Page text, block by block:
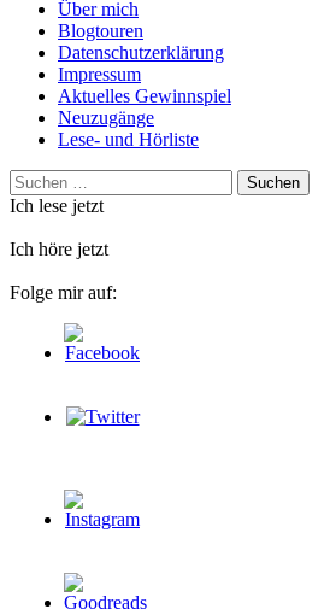
Über mich
Blogtouren
Datenschutzerklärung
Impressum
Aktuelles Gewinnspiel
Neuzugänge
Lese- und Hörliste
Suchen
nach:
Ich lese jetzt
Ich höre jetzt
Folge mir auf: